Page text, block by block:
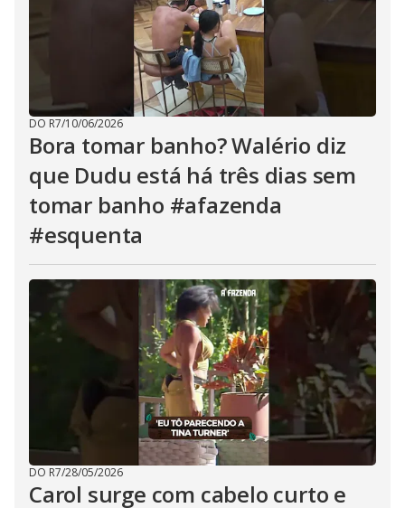
DO R7/10/06/2026
Bora tomar banho? Walério diz
que Dudu está há três dias sem
tomar banho #afazenda
#esquenta
DO R7/28/05/2026
Carol surge com cabelo curto e